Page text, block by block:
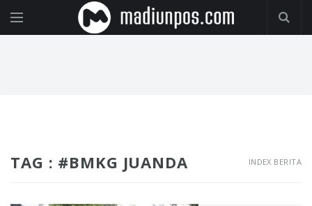
TAG : #BMKG JUANDA INDEX BERITA